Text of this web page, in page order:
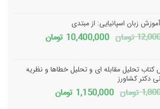
زبان اسپانیایی: از مبتدی
تومان قیمت
12,000,000 تومان
بود.
10,400,000 تومانقیمت
است.
کتاب تحلیل مقابله ای و تحلیل خطاها و نظریه
دکتر کشاورز
تومان قیمت
1,150,000 تومانقیمت